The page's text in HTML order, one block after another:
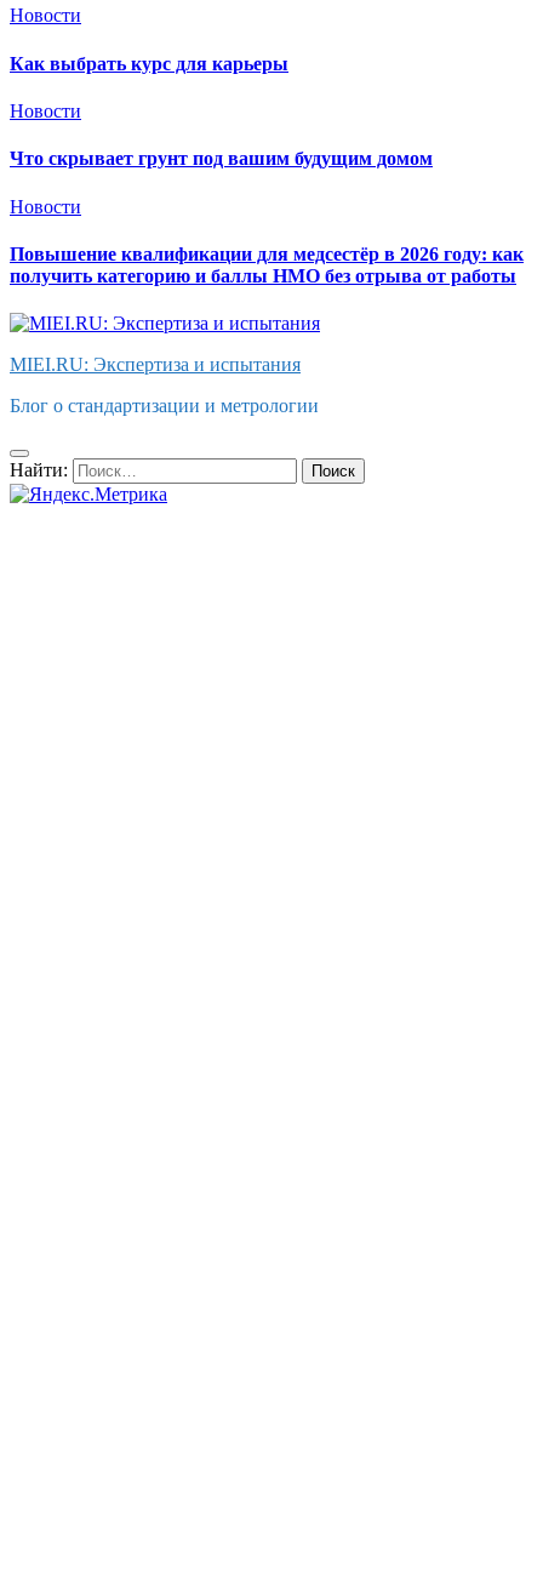
Новости
Как выбрать курс для карьеры
Новости
Что скрывает грунт под вашим будущим домом
Новости
Повышение квалификации для медсестёр в 2026 году: как
получить категорию и баллы НМО без отрыва от работы
MIEI.RU: Экспертиза и испытания
Блог о стандартизации и метрологии
Найти: